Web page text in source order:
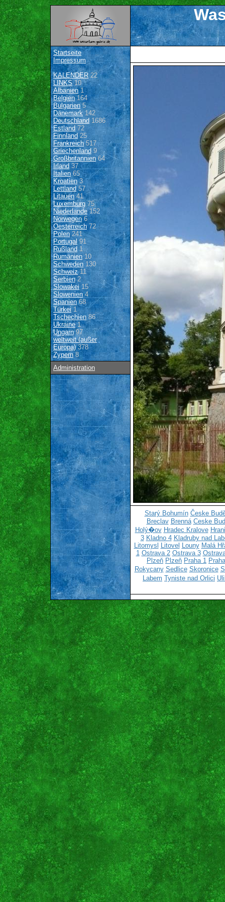
Startseite
Impressum
KALENDER22
LINKS10
Albanien1
Belgien164
Bulgarien 5
Dänemark142
Deutschland 1686
Estland 72
Finnland 25
Frankreich517
Griechenland9
Großbritannien64
Irland 37
Italien65
Kroatien3
Lettland57
Litauen41
Luxemburg 75
Niederlande152
Norwegen6
Oesterreich72
Polen 241
Portugal91
Rußland 1
Rumänien10
Schweden 130
Schweiz11
Serbien2
Slowakei15
Slowenien4
Spanien68
Türkei1
Tschechien 86
Ukraine1
Ungarn97
weltweit (außer
Europa)378
Zypern8
Administration
Starý Bohumín Česke
Breclav Brenná Ceske
Holý�ov Hradec Kralove
3 Kladno 4 Kladruby nad
Litomysl
Litovel Louny Malá
1 Ostrava 2 Ostrava 3
Plzeň Plzeň Praha 1
Rokycany Sedlice Skoronice
Labem Tyniste nad Orlici